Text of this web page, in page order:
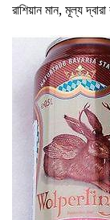
রাশিয়ান মান, মূল্য